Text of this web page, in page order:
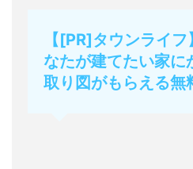
【[PR]タウンライ
なたが建てたい家に
取り図がもらえる無